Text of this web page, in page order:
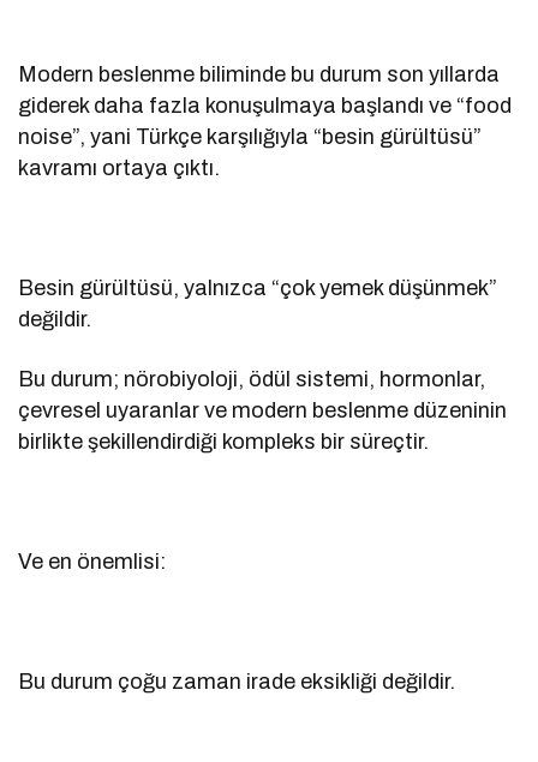
Modern beslenme biliminde bu durum son yıllarda
giderek daha fazla konuşulmaya başlandı ve “food
noise”, yani Türkçe karşılığıyla “besin gürültüsü”
kavramı ortaya çıktı.
Besin gürültüsü, yalnızca “çok yemek düşünmek”
değildir.
Bu durum; nörobiyoloji, ödül sistemi, hormonlar,
çevresel uyaranlar ve modern beslenme düzeninin
birlikte şekillendirdiği kompleks bir süreçtir.
Ve en önemlisi:
Bu durum çoğu zaman irade eksikliği değildir.